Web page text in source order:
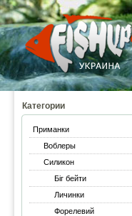
Категории
Приманки
Воблеры
Силикон
Біг бейти
Личинки
Форелевий